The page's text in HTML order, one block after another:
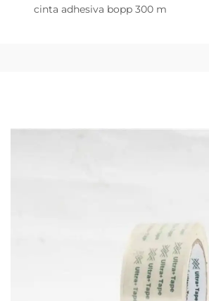
cinta adhesiva bopp 300 m